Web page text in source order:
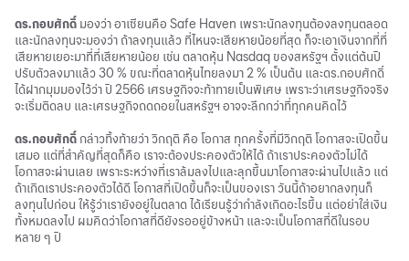
ดร.กอบศักดิ์ มองว่า อาเซียนคือ Safe Haven เพราะนักลงทุนต้องลงทุนตลอด
และนักลงทุนจะมองว่า ถ้าลงทุนแล้ว ที่ไหนจะเสียหายน้อยที่สุด ก็จะเอาเงินจากที่ที่
เสียหายเยอะมาที่ที่เสียหายน้อย เช่น ตลาดหุ้น Nasdaq ของสหรัฐฯ ตั้งแต่ต้นปี
ปรับตัวลงมาแล้ว 30 % ขณะที่ตลาดหุ้นไทยลงมา 2 % เป็นต้น และดร.กอบศักดิ์
ได้ฝากมุมมองไว้ว่า ปี 2566 เศรษฐกิจจะท้าทายเป็นพิเศษ เพราะว่าเศรษฐกิจจริง
จะเริ่มติดลบ และเศรษฐกิจถดถอยในสหรัฐฯ อาจจะลึกกว่าที่ทุกคนคิดไว้
ดร.กอบศักดิ์ กล่าวทิ้งท้ายว่า วิกฤติ คือ โอกาส ทุกครั้งที่มีวิกฤติ โอกาสจะเปิดขึ้น
เสมอ แต่ที่สำคัญที่สุดก็คือ เราจะต้องประคองตัวให้ได้ ถ้าเราประคองตัวไม่ได้
โอกาสจะผ่านเลย เพราะระหว่างที่เราล้มลงไปและลุกขึ้นมาโอกาสจะผ่านไปแล้ว แต่
ถ้าเกิดเราประคองตัวได้ดี โอกาสที่เปิดขึ้นก็จะเป็นของเรา วันนี้ถ้าอยากลงทุนก็
ลงทุนไปก่อน ให้รู้ว่าเรายังอยู่ในตลาด ได้เรียนรู้ว่ากำลังเกิดอะไรขึ้น แต่อย่าใส่เงิน
ทั้งหมดลงไป ผมคิดว่าโอกาสที่ดียังรออยู่ข้างหน้า และจะเป็นโอกาสที่ดีในรอบ
หลาย ๆ ปี